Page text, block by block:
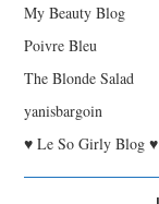
My Beauty Blog
Poivre Bleu
The Blonde Salad
yanisbargoin
♥ Le So Girly Blog ♥